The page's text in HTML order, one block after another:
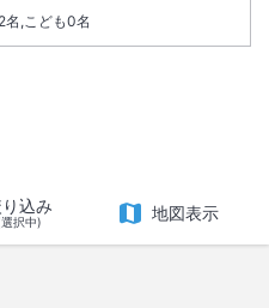
名,こども0名
込み
択中) 地図表示